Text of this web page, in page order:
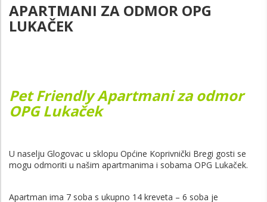
APARTMANI ZA ODMOR OPG
LUKAČEK
Pet Friendly Apartmani za odmor
OPG Lukaček
U naselju Glogovac u sklopu Općine Koprivnički Bregi gosti se
mogu odmoriti u našim apartmanima i sobama OPG Lukaček.
Apartman ima 7 soba s ukupno 14 kreveta – 6 soba je